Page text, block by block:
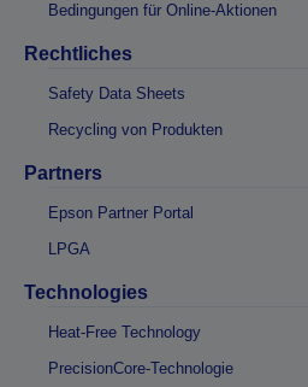
Bedingungen für Online-Aktionen
Rechtliches
Safety Data Sheets
Recycling von Produkten
Partners
Epson Partner Portal
LPGA
Technologies
Heat-Free Technology
PrecisionCore-Technologie